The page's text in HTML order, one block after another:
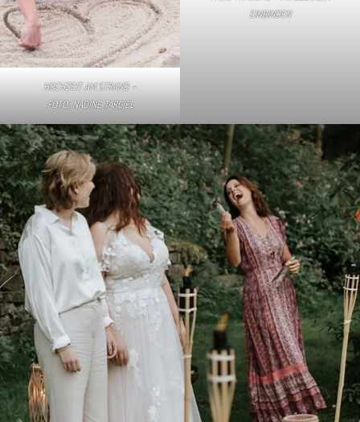
HOCHZEIT AM STRAND –
FOTO:NADINE TARGIEL
EINBINDEN